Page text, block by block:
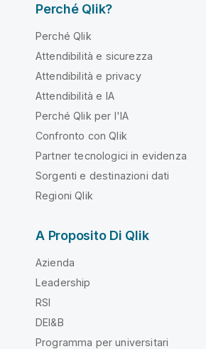
Perché Qlik?
Perché Qlik
Attendibilità e sicurezza
Attendibilità e privacy
Attendibilità e IA
Perché Qlik per l'IA
Confronto con Qlik
Partner tecnologici in evidenza
Sorgenti e destinazioni dati
Regioni Qlik
A Proposito Di Qlik
Azienda
Leadership
RSI
DEI&B
Programma per universitari